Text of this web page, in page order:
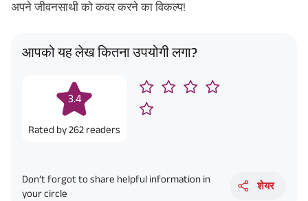
अपने जीवनसाथी को कवर करने का विकल्प!
आपको यह लेख कितना उपयोगी लगा?
3.4
Rated by262 readers
Don’t forgot to share helpful information in
your circle
शेयर